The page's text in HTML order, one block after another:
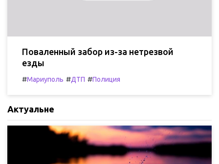
Поваленный забор из-за нетрезвой
езды
#Мариуполь #ДТП #Полиция
Актуальне